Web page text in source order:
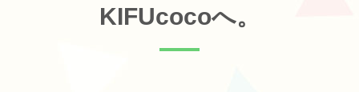
KIFUcocoへ。